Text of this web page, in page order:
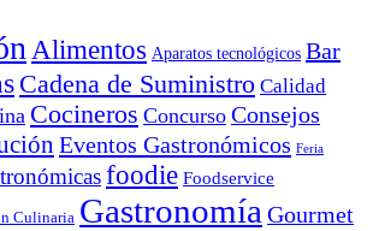
Alimentos Aparatos tecnológicos Bar
Cadena de Suministro Calidad
Cocineros Concurso Consejos
Eventos Gastronómicos Feria
foodie Foodservice
Culinaria Gastronomía Gourmet